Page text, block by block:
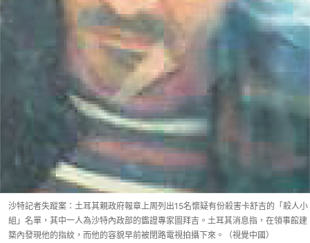
沙特記者失蹤案：土耳其親政府報章上周列出15名懷疑有份殺害卡舒吉的「殺人小
組」名單，其中一人為沙特內政部的鑑證專家圖拜吉。土耳其消息指，在領事館建
築內發現他的指紋，而他的容貌早前被閉路電視拍攝下來。（視覺中國）